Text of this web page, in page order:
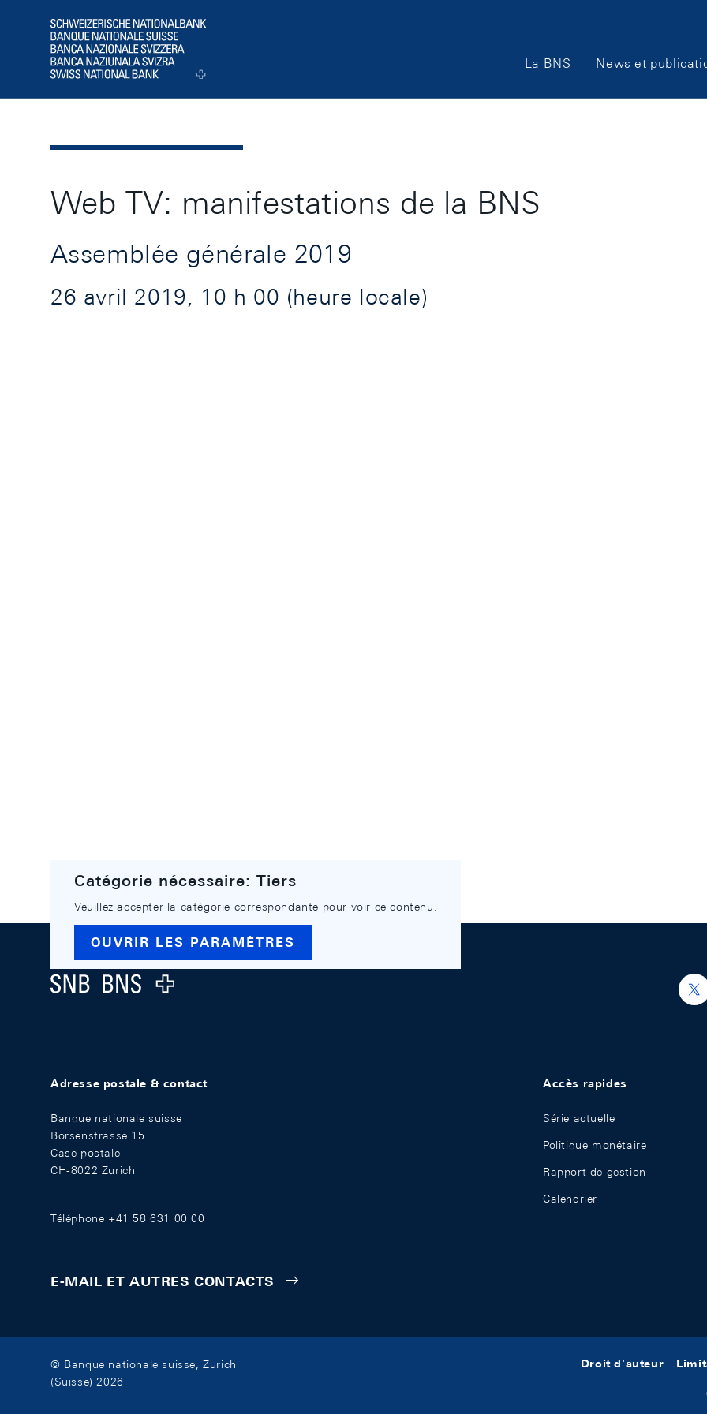
Logo
Main
Navigation
La BNS News et
Web TV: manifestations de la BNS
Assemblée générale 2019
26 avril 2019, 10 h 00 (heure locale)
Catégorie nécessaire: Tiers
Veuillez accepter la catégorie correspondante pour voir ce contenu.
OUVRIR LES PARAMÈTRES
Footer
Logo
Adresse postale & contact
Banque nationale suisse
Börsenstrasse 15
Case postale
CH-8022 Zurich
Téléphone +41 58 631 00 00
E-MAIL ET AUTRES CONTACTS
Accès rapides
Série actuelle
Politique monétaire
Rapport de gestion
Calendrier
© Banque nationale suisse, Zurich
(Suisse) 2026
Droit d'auteur